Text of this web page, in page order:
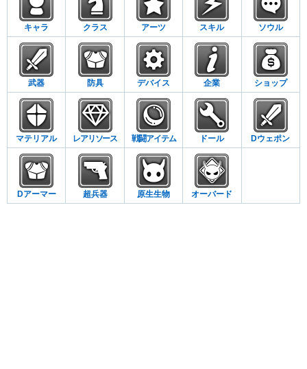
キャラ クラス アーツ スキル ソウル
武器 防具 デバイス 企業 ショップ
マテリアル レアリソース 戦闘アイテム ドール Dウェポン
Dアーマー 超兵器 原生生物 オーバード